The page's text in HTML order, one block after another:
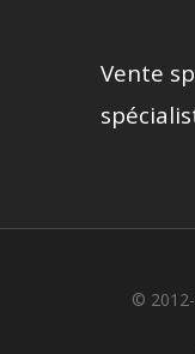
Vente
©